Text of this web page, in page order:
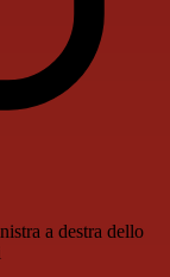
a destra dello